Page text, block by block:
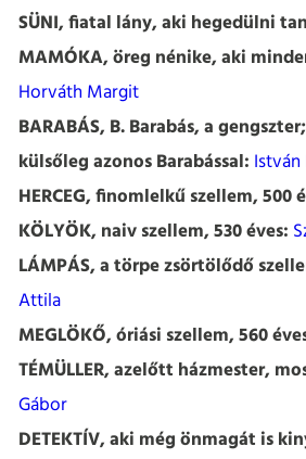
SÜNI, fiatal lány, aki hegedülni
MAMÓKA, öreg nénike, aki
Horváth Margit
BARABÁS, B. Barabás, a
külsőleg azonos Barabással:
HERCEG, finomlelkű szellem, 500
KÖLYÖK, naiv szellem, 530 éves:
LÁMPÁS, a törpe zsörtölődő
Attila
MEGLÖKŐ, óriási szellem, 560
TÉMÜLLER, azelőtt házmester,
Gábor
DETEKTÍV, aki még önmagát is